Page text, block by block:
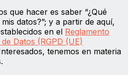
que hacer es saber “¿Qué
datos?”; y a partir de aquí,
en el Reglamento
Datos (RGPD (UE)
tenemos en materia